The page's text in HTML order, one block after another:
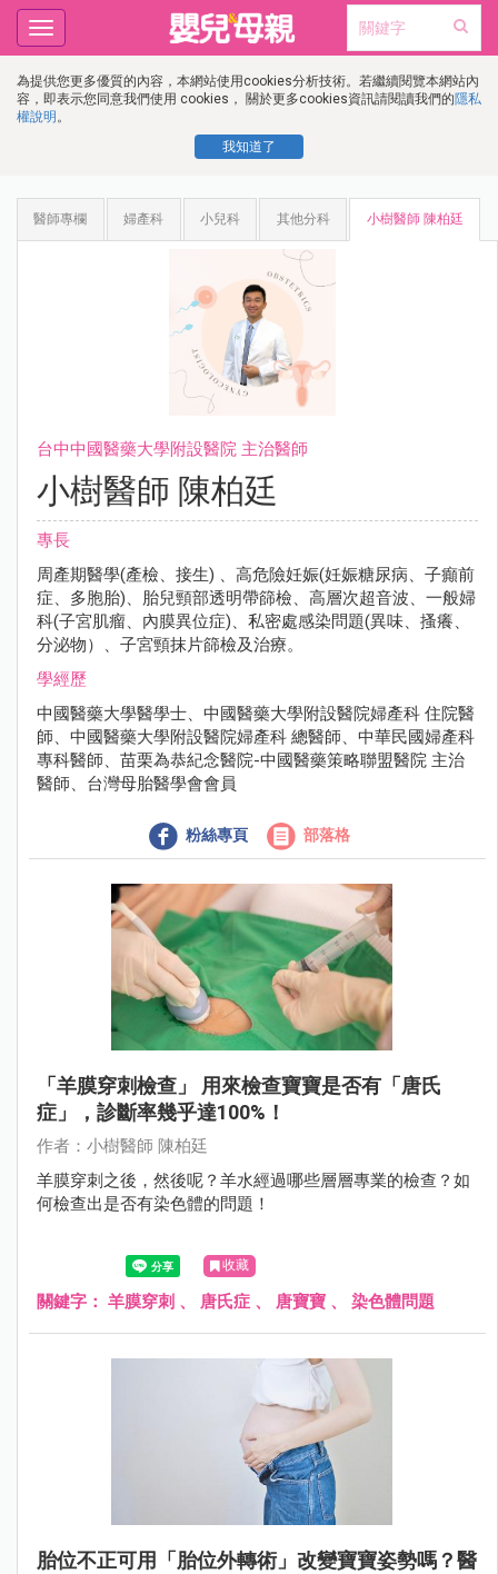
為提供您更多優質的內容，本網站使用cookies分析技術。若繼續閱覽本網站內
容，即表示您同意我們使用 cookies， 關於更多cookies資訊請閱讀我們的隱私
權說明 。
我知道了
Toggle
navigation
醫師專欄 婦產科 小兒科 其他分科 小樹醫師 陳柏廷
台中中國醫藥大學附設醫院 主治醫師
小樹醫師 陳柏廷
專長
周產期醫學(產檢、接生) 、高危險妊娠(妊娠糖尿病、子癲前
症、多胞胎)、胎兒頸部透明帶篩檢、高層次超音波、一般婦
科(子宮肌瘤、內膜異位症)、私密處感染問題(異味、搔癢、
分泌物）、子宮頸抹片篩檢及治療。
學經歷
中國醫藥大學醫學士、中國醫藥大學附設醫院婦產科 住院醫
師、中國醫藥大學附設醫院婦產科 總醫師、中華民國婦產科
專科醫師、苗栗為恭紀念醫院-中國醫藥策略聯盟醫院 主治
醫師、台灣母胎醫學會會員
粉絲專頁 部落格
「羊膜穿刺檢查」 用來檢查寶寶是否有「唐氏
症」，診斷率幾乎達100%！
作者：小樹醫師 陳柏廷
羊膜穿刺之後，然後呢？羊水經過哪些層層專業的檢查？如
何檢查出是否有染色體的問題！
收藏
關鍵字： 羊膜穿刺 、 唐氏症 、 唐寶寶 、 染色體問題
胎位不正可用「胎位外轉術」改變寶寶姿勢嗎？醫